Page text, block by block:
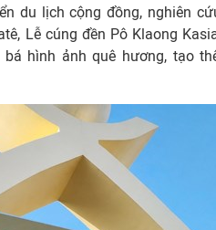
du lịch cộng đồng, nghiên
Lễ cúng đền Pô Klaong
hình ảnh quê hương, tạo